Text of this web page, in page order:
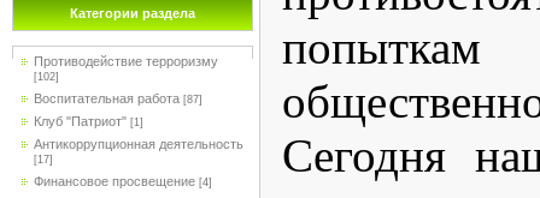
Категории раздела
Противодействие терроризму
[102]
Воспитательная работа [87]
Клуб "Патриот" [1]
Антикоррупционная деятельность
[17]
Финансовое просвещение [4]
Сегодня